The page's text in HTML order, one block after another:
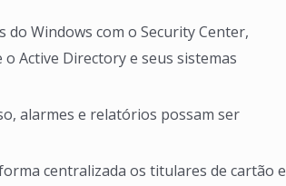
Windows com o Security Center,
Active Directory e seus sistemas
alarmes e relatórios possam ser
centralizada os titulares de cartão e